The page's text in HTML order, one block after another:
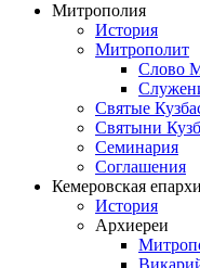
Митрополия
История
Митрополит
Слово
Святые
Святыни
Семинария
Соглашения
Кемеровская
История
Архиереи